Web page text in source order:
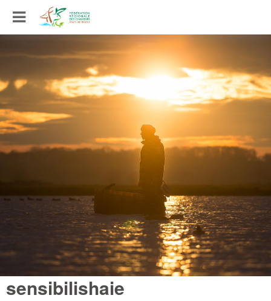
sensibilishaie